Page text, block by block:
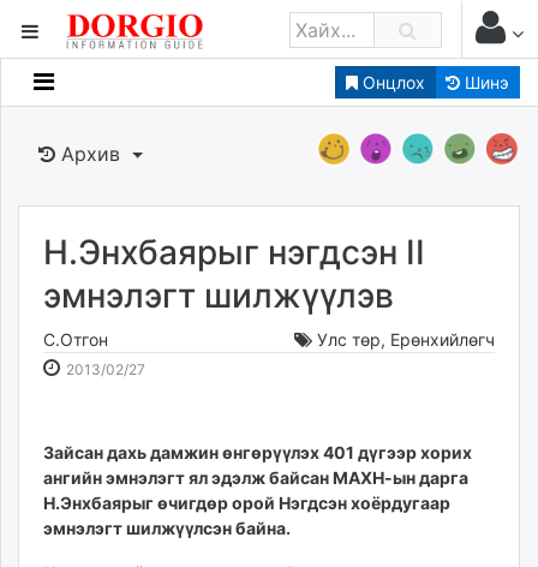
Онцлох Шинэ
Мэдээллийн
Банк санхүү
Бизнес ААН
Төрийн
dorgio.mn
Gogo.mn
zindaa.mn
Baabar.mn
tovch.mn
Архив
Н.Энхбаярыг нэгдсэн II
эмнэлэгт шилжүүлэв
С.Отгон Улс төр, Ерөнхийлөгч
2013/02/27
06:11:13
12:58:31
Зайсан дахь дамжин өнгөрүүлэх 401 дүгээр хорих
ангийн эмнэлэгт ял эдэлж байсан МАХН-ын дарга
Н.Энхбаярыг өчигдөр орой Нэгдсэн хоёрдугаар
эмнэлэгт шилжүүлсэн байна.